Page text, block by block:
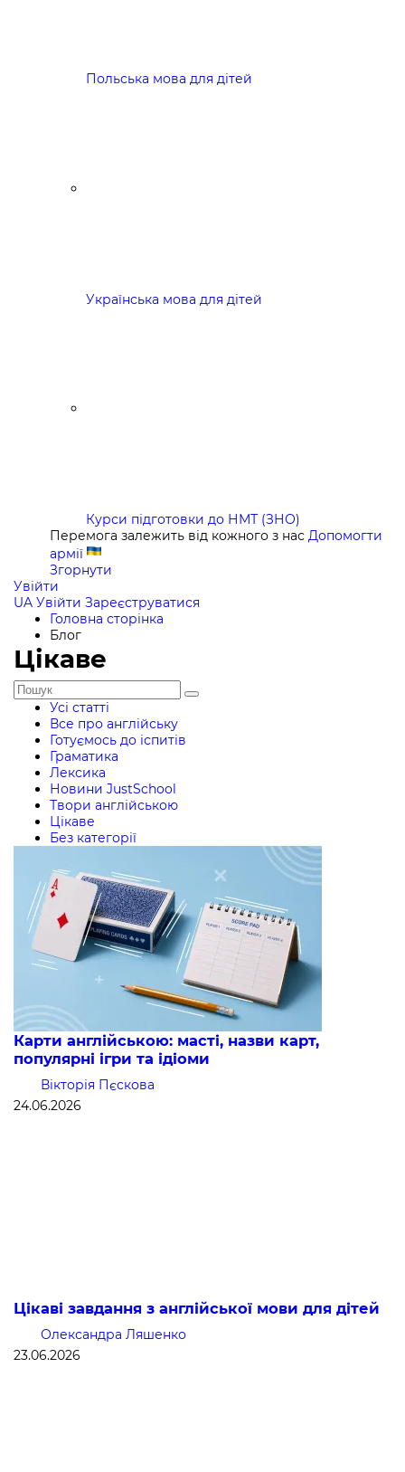
Польська мова для дітей
Українська мова для дітей
Курси підготовки до НМТ (ЗНО)
Перемога залежить від кожного з нас Допомогти
армії
Згорнути
Увійти
UA Увійти Зареєструватися
Головна сторінка
Блог
Цікаве
Усі статті
Все про англійську
Готуємось до іспитів
Граматика
Лексика
Новини JustSchool
Твори англійською
Цікаве
Без категорії
Карти англійською: масті, назви карт,
популярні ігри та ідіоми
Вікторія Пєскова
24.06.2026
Цікаві завдання з англійської мови для дітей
Олександра Ляшенко
23.06.2026